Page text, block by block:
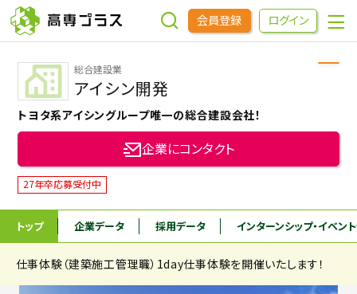
会員登録 ログイン
企業をさがす
進学先をさがす
インターンシップ・イベントをさがす
高専OBOGをさがす
高専プラスセミナー
総合建設業
アイシン開発
トヨタ系アイシングループ唯一の総合建設会社！
企業にコンタクト
27年卒応募受付中
トップ 企業データ 採用データ インターンシップ・イベン
仕事体験（建築施工管理職）1day仕事体験を開催いたします！